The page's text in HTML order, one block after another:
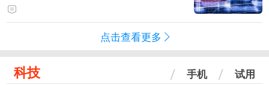
点击查看更多
科技 手机 试用